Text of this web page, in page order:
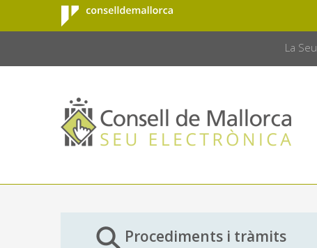
Salta al contingut principal
Consell de
Mallorca
La Seu
Procediments i tràmits